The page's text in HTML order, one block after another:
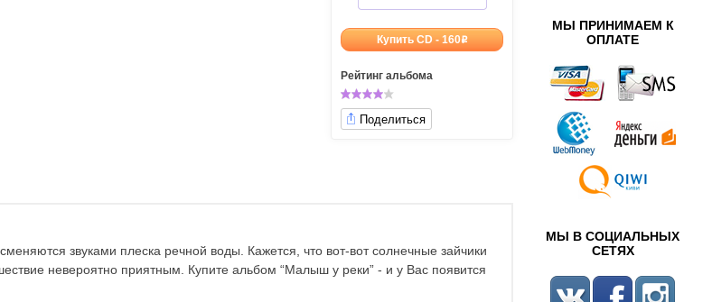
МЫ ПРИНИМАЕМ К
ОПЛАТЕ
МЫ В СОЦИАЛЬНЫХ
СЕТЯХ
Купить CD - 160o
Рейтинг альбома
Поделиться
звуками плеска речной воды. Кажется, что вот-вот солнечные зайчики
невероятно приятным. Купите альбом “Малыш у реки” - и у Вас появится